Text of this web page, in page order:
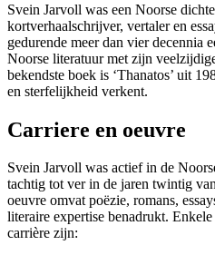
Svein Jarvoll was een Noorse
kortverhaalschrijver, vertaler en
gedurende meer dan vier decennia
Noorse literatuur met zijn
bekendste boek is ‘Thanatos’ uit
en sterfelijkheid verkent.
Carriere en oeuvre
Svein Jarvoll was actief in de
tachtig tot ver in de jaren twintig
oeuvre omvat poëzie, romans,
literaire expertise benadrukt.
carrière zijn: